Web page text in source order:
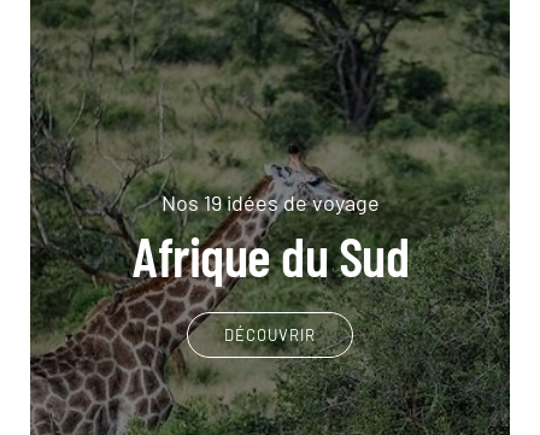
Nos 19 idées de voyage
Afrique du Sud
DÉCOUVRIR